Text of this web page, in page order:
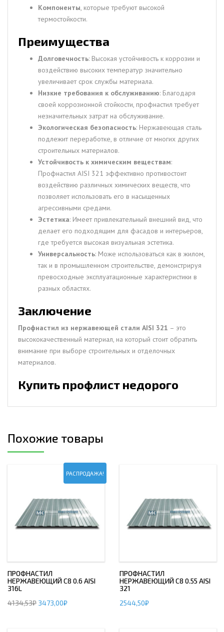
Компоненты , которые требуют высокой
термостойкости.
Преимущества
Долговечность: Высокая устойчивость к коррозии и
воздействию высоких температур значительно
увеличивает срок службы материала.
Низкие требования к обслуживанию: Благодаря
своей коррозионной стойкости, профнастил требует
незначительных затрат на обслуживание.
Экологическая безопасность: Нержавеющая сталь
подлежит переработке, в отличие от многих других
строительных материалов.
Устойчивость к химическим веществам:
Профнастил AISI 321 эффективно противостоит
воздействию различных химических веществ, что
позволяет использовать его в насыщенных
агрессивными средами.
Эстетика: Имеет привлекательный внешний вид, что
делает его подходящим для фасадов и интерьеров,
где требуется высокая визуальная эстетика.
Универсальность: Може использоваться как в жилом,
так и в промышленном строительстве, демонстрируя
превосходные эксплуатационные характеристики в
разных областях.
Заключение
Профнастил из нержавеющей стали AISI 321 – это
высококачественный материал, на который стоит обратить
внимание при выборе строительных и отделочных
материалов.
Купить профлист недорого
Похожие товары
РАСПРОДАЖА!
ПРОФНАСТИЛ
НЕРЖАВЕЮЩИЙ С8 0.6 AISI
316L
4134,53₽ 3473,00₽
ПРОФНАСТИЛ
НЕРЖАВЕЮЩИЙ С8 0.55 AISI
321
2544,50₽